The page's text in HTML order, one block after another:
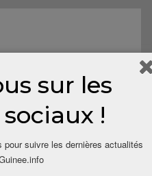
sur les
!
suivre les dernières actualités